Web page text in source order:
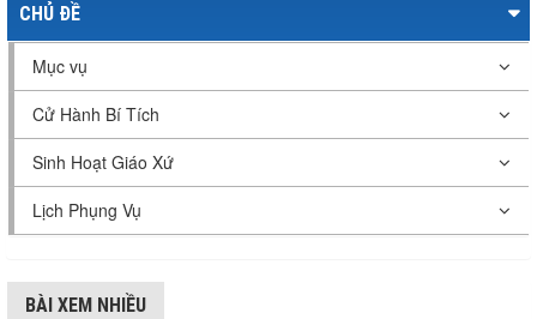
CHỦ ĐỀ
Mục vụ
Cử Hành Bí Tích
Sinh Hoạt Giáo Xứ
Lịch Phụng Vụ
BÀI XEM NHIỀU